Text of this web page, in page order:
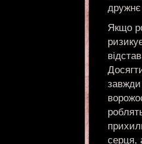
Якщо
завжди
серця,